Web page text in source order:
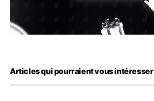
Articles qui pourraient vous intéresser